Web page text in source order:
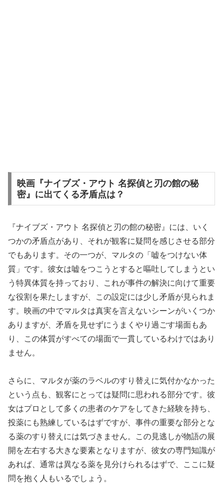
映画『ナイブズ・アウト 名探偵と刃の館の秘
密』に出てくる矛盾点は？
『ナイブズ・アウト 名探偵と刃の館の秘密』には、いく
つかの矛盾点があり、それが観客に疑問を感じさせる部分
でもあります。その一つが、マルタの「嘘をつけない体
質」です。彼女は嘘をつこうとすると嘔吐してしまうとい
う特異体質を持っており、これが事件の解決に向けて重要
な役割を果たしますが、この設定には少し矛盾が見られま
す。映画の中でマルタは真実を言えないシーンがいくつか
ありますが、矛盾を見せずにうまくやり過ごす場面もあ
り、この体質がすべての場面で一貫しているわけではあり
ません。
さらに、マルタが薬のラベルのすり替えに気付かなかった
という点も、観客にとっては疑問に思われる部分です。彼
女はプロとして多くの患者のケアをしてきた経験を持ち、
投薬にも熟練しているはずですが、事件の重要な部分とな
る薬のすり替えには気づきません。この見逃しが物語の展
開を左右する大きな要素となりますが、彼女の専門知識が
あれば、通常は異なる薬を見分けられるはずで、ここに疑
問を抱く人もいるでしょう。